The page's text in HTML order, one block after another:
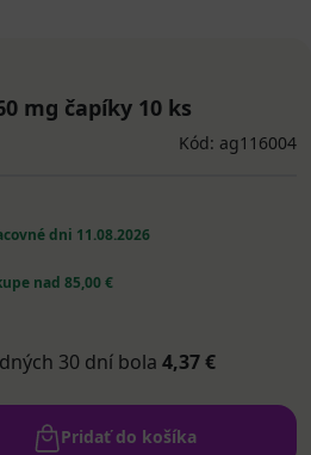
mg čapíky 10 ks
Kód: ag116004
dni 11.08.2026
nad 85,00 €
30 dní bola 4,37 €
Pridať do košíka